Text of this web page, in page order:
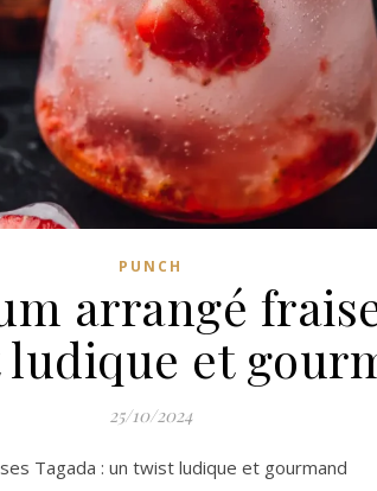
PUNCH
arrangé
et
25/10/2024
Tagada : un twist ludique et gourmand